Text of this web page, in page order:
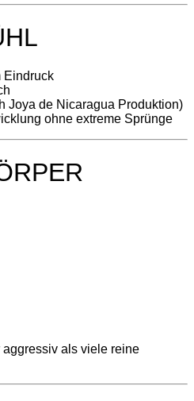
Eindruck
Joya de Nicaragua Produktion)
ohne extreme Sprünge
als viele reine